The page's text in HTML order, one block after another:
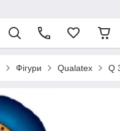
Фігури Qualatex Q